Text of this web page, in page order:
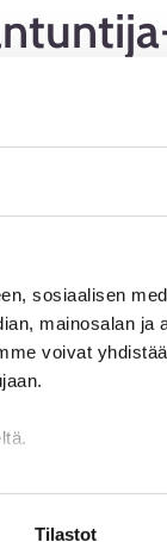
sosiaalisen
mainosalan ja
voivat
Tilastot
uuden